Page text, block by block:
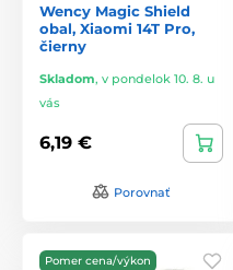
Wency Magic Shield
obal, Xiaomi 14T Pro,
čierny
Skladom, v pondelok 10. 8. u
vás
6,19 €
Porovnať
Pomer cena/výkon